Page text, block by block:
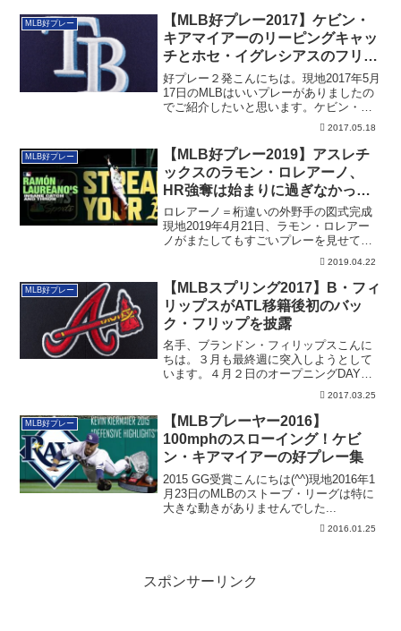
MLB好プレー
【MLB好プレー2017】ケビン・
キアマイアーのリーピングキャッ
チとホセ・イグレシアスのフリッ
プ
好プレー２発こんにちは。現地2017年5月
17日のMLBはいいプレーがありましたの
でご紹介したいと思います。ケビン・キ
2017.05.18
MLB好プレー
【MLB好プレー2019】アスレチ
ックスのラモン・ロレアーノ、
HR強奪は始まりに過ぎなかっ
た！
ロレアーノ＝桁違いの外野手の図式完成
現地2019年4月21日、ラモン・ロレアー
ノがまたしてもすごいプレーを見せてく
2019.04.22
MLB好プレー
【MLBスプリング2017】B・フィ
リップスがATL移籍後初のバッ
ク・フリップを披露
名手、ブランドン・フィリップスこんに
ちは。３月も最終週に突入しようとして
います。４月２日のオープニングDAYま
2017.03.25
MLB好プレー
【MLBプレーヤー2016】
100mphのスローイング！ケビ
ン・キアマイアーの好プレー集
2015 GG受賞こんにちは(^^)現地2016年1
月23日のMLBのストーブ・リーグは特に
大きな動きがありませんでした...
2016.01.25
スポンサーリンク